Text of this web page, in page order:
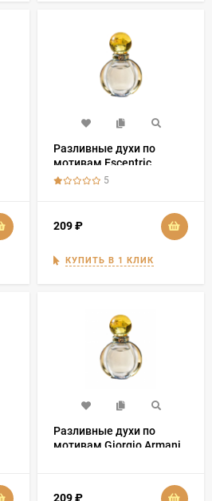
Разливные духи по
мотивам Escentric
Molecule 02 (2008)
5
209₽
КУПИТЬ В 1 КЛИК
Разливные духи по
мотивам Giorgio Armani
209₽